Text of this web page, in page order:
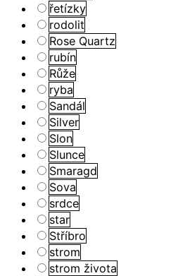
řetízky
rodolit
Rose Quartz
rubín
Růže
ryba
Sandál
Silver
Slon
Slunce
Smaragd
Sova
srdce
star
Stříbro
strom
strom života